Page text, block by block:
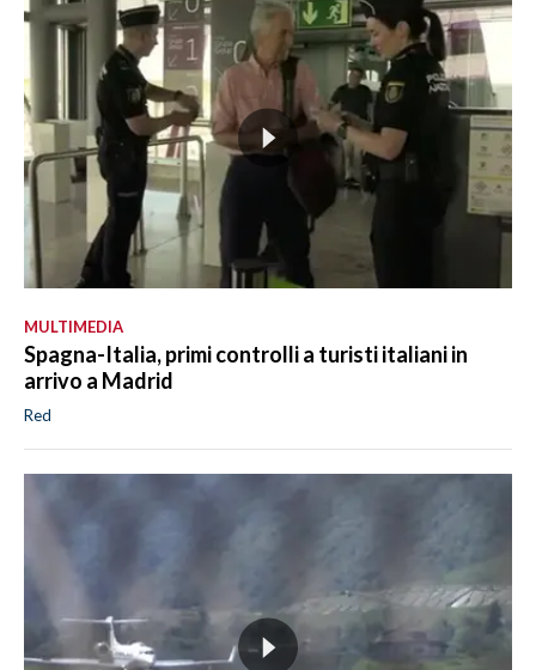
MULTIMEDIA
Spagna-Italia, primi controlli a turisti italiani in
arrivo a Madrid
Red